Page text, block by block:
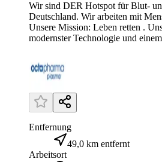
Wir sind DER Hotspot für Blut-
Deutschland. Wir arbeiten mit
Unsere Mission: Leben retten .
modernster Technologie und
Entfernung
49,0 km entfernt
Arbeitsort